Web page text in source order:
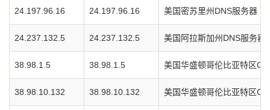
24.197.96.16 24.197.96.16 美国密苏里州DNS服务器
24.237.132.5 24.237.132.5 美国阿拉斯加州DNS服务器
38.98.1.5 38.98.1.5 美国华盛顿哥伦比亚特区
38.98.10.132 38.98.10.132 美国华盛顿哥伦比亚特区